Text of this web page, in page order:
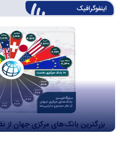
اینفوگرافیک
بزرگترین بانک‌های مرکزی جهان از